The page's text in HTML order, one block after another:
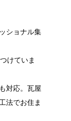
ショナル集
けていま
対応。瓦屋
法でお住ま